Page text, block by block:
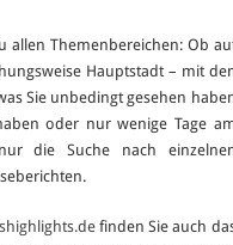
allen Themenbereichen: Ob
Hauptstadt – mit
Sie unbedingt gesehen
oder nur wenige Tage
die Suche nach
finden Sie auch